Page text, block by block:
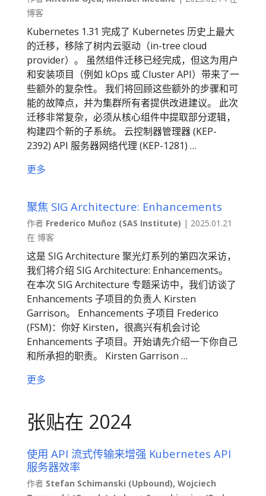
博客
Kubernetes 1.31 完成了 Kubernetes 历史上最大
的迁移，移除了树内云驱动（in-tree cloud
provider）。 虽然组件迁移已经完成，但这为用户
和安装项目（例如 kOps 或 Cluster API）带来了一
些额外的复杂性。 我们将回顾这些额外的步骤和可
能的故障点，并为集群所有者提供改进建议。 此次
迁移非常复杂，必须从核心组件中提取部分逻辑，
构建四个新的子系统。 云控制器管理器 (KEP-
2392) API 服务器网络代理 (KEP-1281) …
更多
聚焦 SIG Architecture: Enhancements
作者 Frederico Muñoz (SAS Institute) | 2025.01.21
在 博客
这是 SIG Architecture 聚光灯系列的第四次采访，
我们将介绍 SIG Architecture: Enhancements。
在本次 SIG Architecture 专题采访中，我们访谈了
Enhancements 子项目的负责人 Kirsten
Garrison。 Enhancements 子项目 Frederico
(FSM)：你好 Kirsten，很高兴有机会讨论
Enhancements 子项目。开始请先介绍一下你自己
和所承担的职责。 Kirsten Garrison …
更多
张贴在 2024
使用 API 流式传输来增强 Kubernetes API
服务器效率
作者 Stefan Schimanski (Upbound), Wojciech